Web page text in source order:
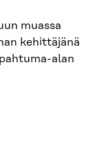
muassa
kehittäjänä
alan